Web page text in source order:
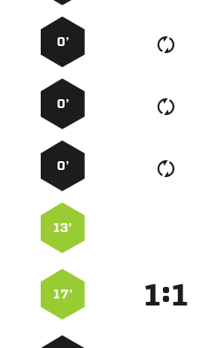
0’
0’
0’
13’
17’ :